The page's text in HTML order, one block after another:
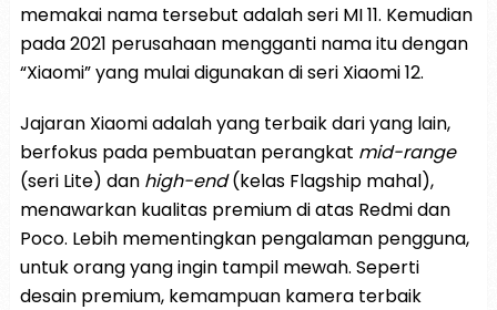
memakai nama tersebut adalah seri MI 11. Kemudian
pada 2021 perusahaan mengganti nama itu dengan
“Xiaomi” yang mulai digunakan di seri Xiaomi 12.
Jajaran Xiaomi adalah yang terbaik dari yang lain,
berfokus pada pembuatan perangkat mid-range
(seri Lite) dan high-end(kelas Flagship mahal),
menawarkan kualitas premium di atas Redmi dan
Poco. Lebih mementingkan pengalaman pengguna,
untuk orang yang ingin tampil mewah. Seperti
desain premium, kemampuan kamera terbaik